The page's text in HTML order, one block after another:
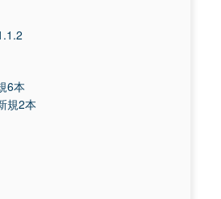
6本
規2本